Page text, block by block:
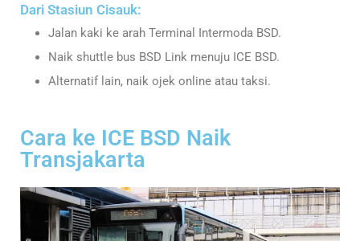
Dari Stasiun Cisauk:
Jalan kaki ke arah Terminal Intermoda BSD.
Naik shuttle bus BSD Link menuju ICE BSD.
Alternatif lain, naik ojek online atau taksi.
Cara ke ICE BSD Naik
Transjakarta